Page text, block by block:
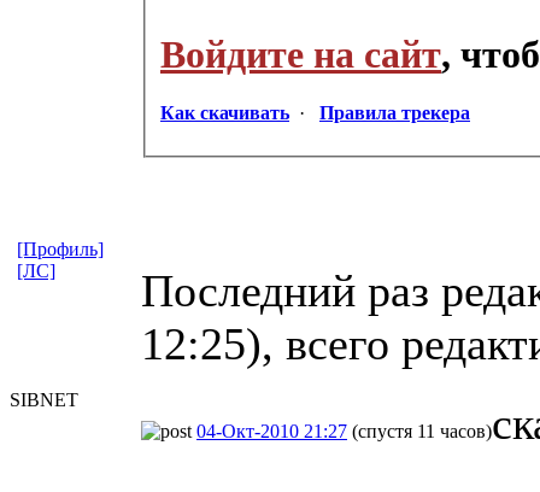
Войдите на сайт,
Как скачивать · Правила трекера
Последний раз
12:25), всего
[Профиль]
[ЛС]
SIBNET
04-Окт-2010 21:27 (спустя 11 часов)